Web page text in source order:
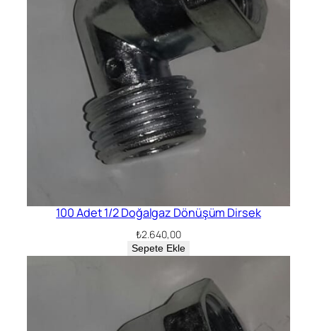
100 Adet 1/2 Doğalgaz Dönüşüm Dirsek
₺2.640,00
Sepete Ekle